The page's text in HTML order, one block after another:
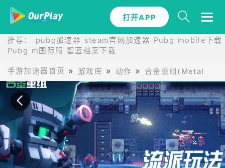
打开APP
推荐： pubg加速器 steam官网加速器 Pubg mobile下载
Pubg m国际服 碧蓝档案下载
手游加速器首页 游戏库 动作 合金重组(Metal
打开APP